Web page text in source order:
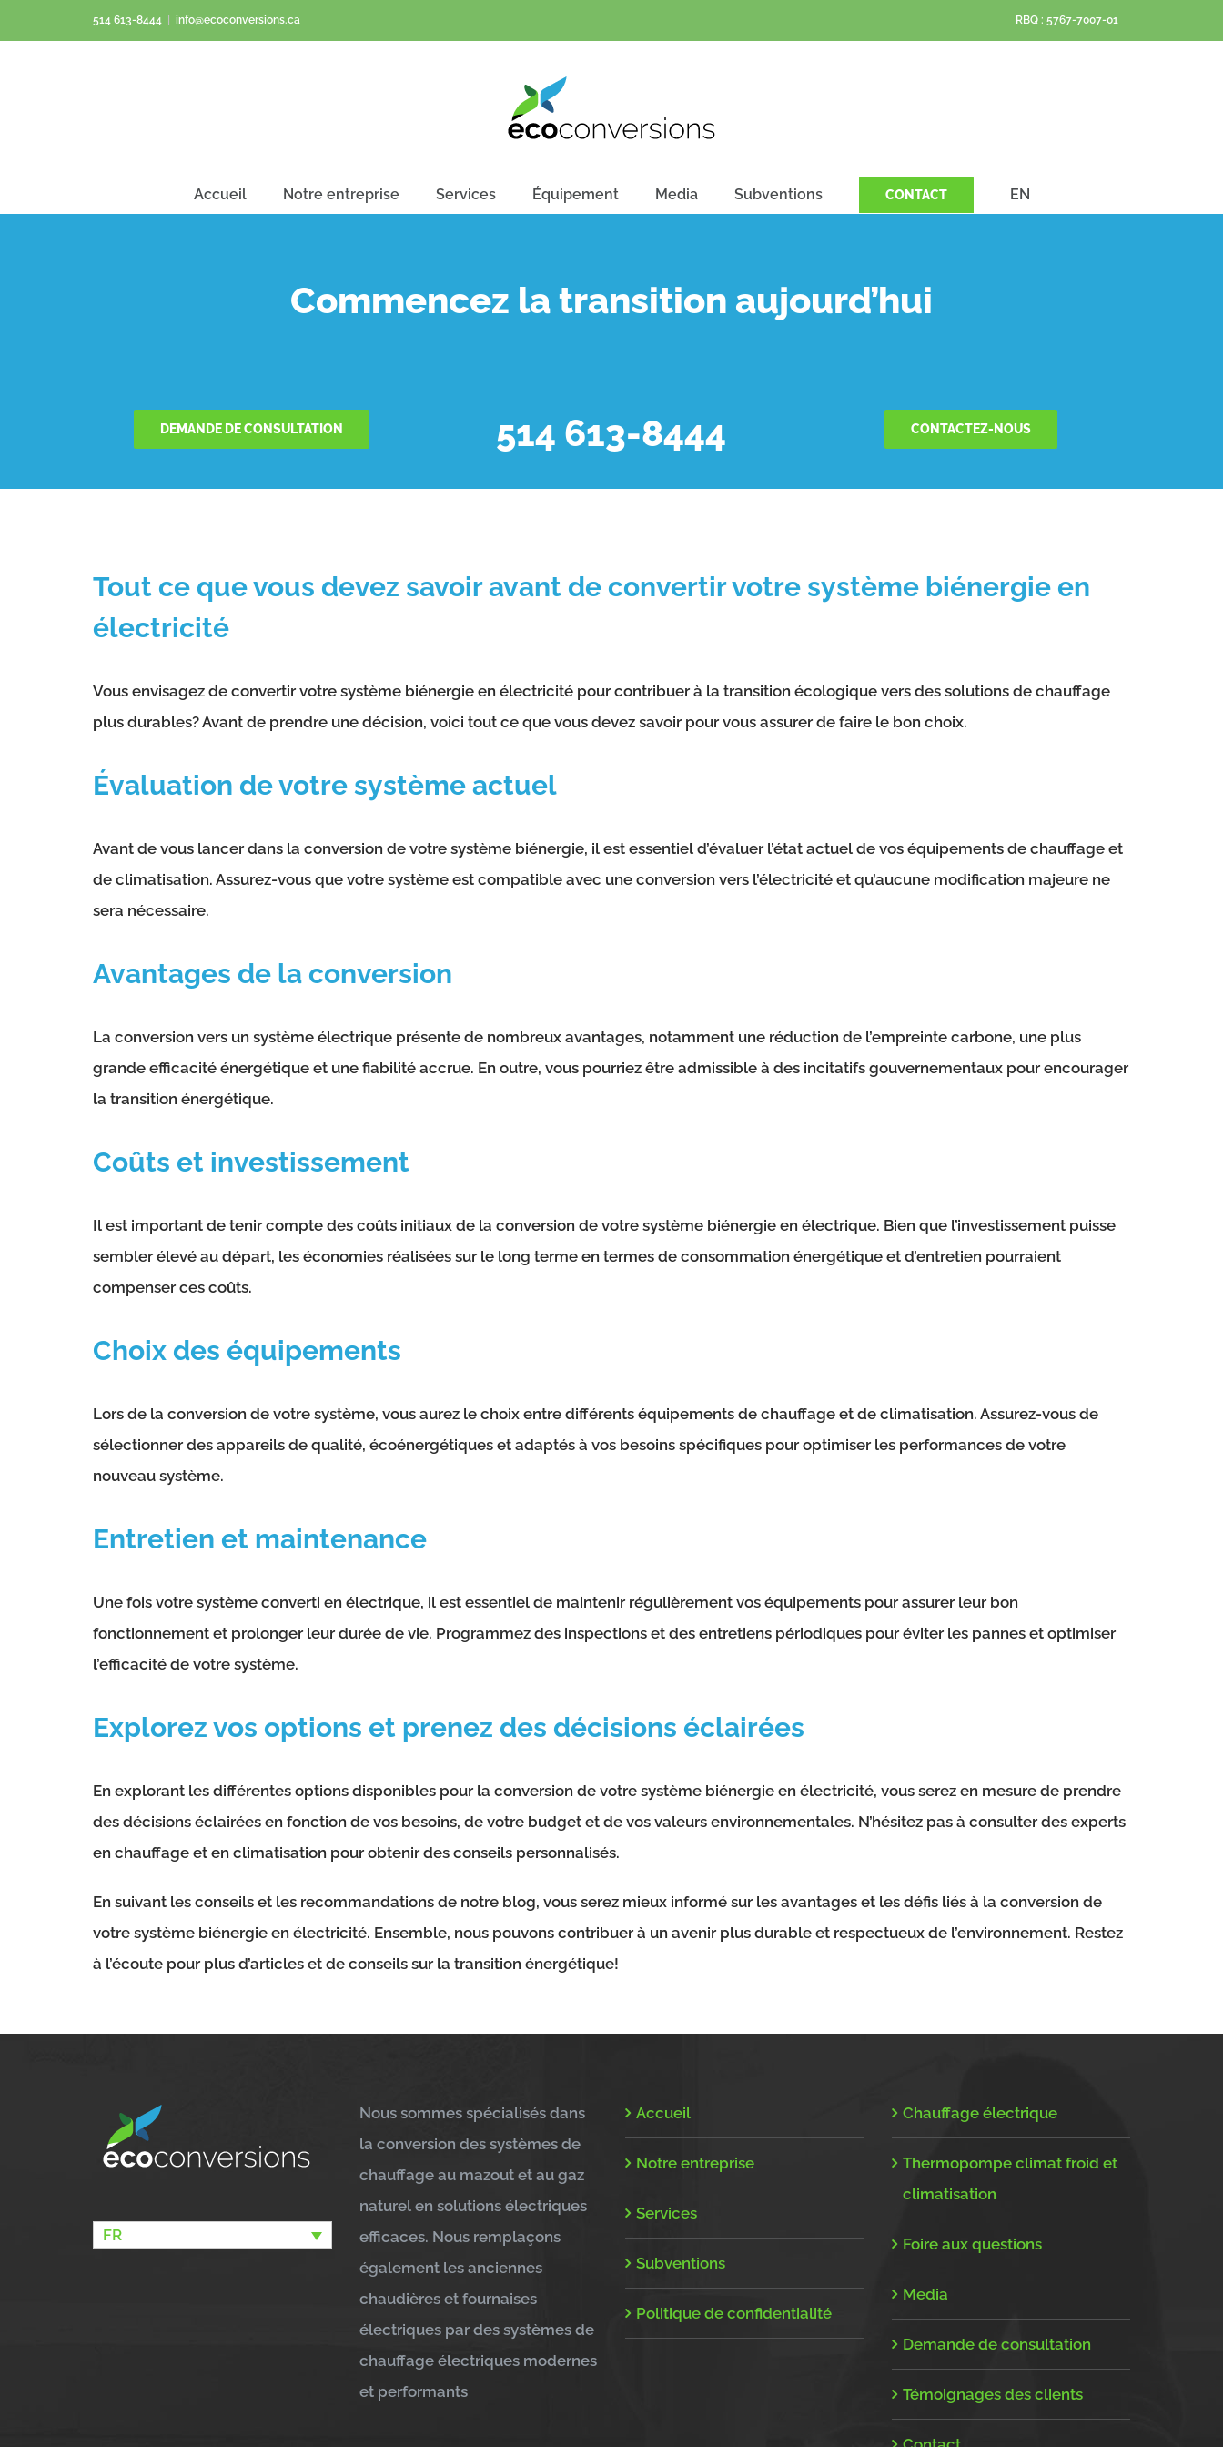
au
514 613-8444 info@ecoconversions.ca RBQ : 5767-7007-01
Accueil Notre entreprise Services Équipement Media Subventions CONTACT EN
Commencez la transition aujourd’hui
DEMANDE DE CONSULTATION 514 613-8444 CONTACTEZ-NOUS
Tout ce que vous devez savoir avant de convertir votre système biénergie en
électricité
Vous envisagez de convertir votre système biénergie en électricité pour contribuer à la transition écologique vers des solutions de chauffage
plus durables? Avant de prendre une décision, voici tout ce que vous devez savoir pour vous assurer de faire le bon choix.
Évaluation de votre système actuel
Avant de vous lancer dans la conversion de votre système biénergie, il est essentiel d’évaluer l’état actuel de vos équipements de chauffage et
de climatisation. Assurez-vous que votre système est compatible avec une conversion vers l’électricité et qu’aucune modification majeure ne
sera nécessaire.
Avantages de la conversion
La conversion vers un système électrique présente de nombreux avantages, notamment une réduction de l’empreinte carbone, une plus
grande efficacité énergétique et une fiabilité accrue. En outre, vous pourriez être admissible à des incitatifs gouvernementaux pour encourager
la transition énergétique.
Coûts et investissement
Il est important de tenir compte des coûts initiaux de la conversion de votre système biénergie en électrique. Bien que l’investissement puisse
sembler élevé au départ, les économies réalisées sur le long terme en termes de consommation énergétique et d’entretien pourraient
compenser ces coûts.
Choix des équipements
Lors de la conversion de votre système, vous aurez le choix entre différents équipements de chauffage et de climatisation. Assurez-vous de
sélectionner des appareils de qualité, écoénergétiques et adaptés à vos besoins spécifiques pour optimiser les performances de votre
nouveau système.
Entretien et maintenance
Une fois votre système converti en électrique, il est essentiel de maintenir régulièrement vos équipements pour assurer leur bon
fonctionnement et prolonger leur durée de vie. Programmez des inspections et des entretiens périodiques pour éviter les pannes et optimiser
l’efficacité de votre système.
Explorez vos options et prenez des décisions éclairées
En explorant les différentes options disponibles pour la conversion de votre système biénergie en électricité, vous serez en mesure de prendre
des décisions éclairées en fonction de vos besoins, de votre budget et de vos valeurs environnementales. N’hésitez pas à consulter des experts
en chauffage et en climatisation pour obtenir des conseils personnalisés.
En suivant les conseils et les recommandations de notre blog, vous serez mieux informé sur les avantages et les défis liés à la conversion de
votre système biénergie en électricité. Ensemble, nous pouvons contribuer à un avenir plus durable et respectueux de l’environnement. Restez
à l’écoute pour plus d’articles et de conseils sur la transition énergétique!
FR
Nous sommes spécialisés dans
la conversion des systèmes de
chauffage au mazout et au gaz
naturel en solutions électriques
efficaces. Nous remplaçons
également les anciennes
chaudières et fournaises
électriques par des systèmes de
chauffage électriques modernes
et performants
Accueil
Notre entreprise
Services
Subventions
Politique de confidentialité
Chauffage électrique
Thermopompe climat froid et
climatisation
Foire aux questions
Media
Demande de consultation
Témoignages des clients